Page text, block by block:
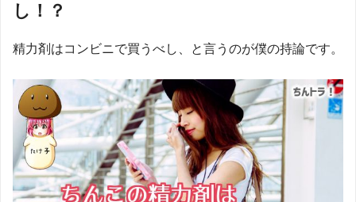
し！？
精力剤はコンビニで買うべし、と言うのが僕の持論です。